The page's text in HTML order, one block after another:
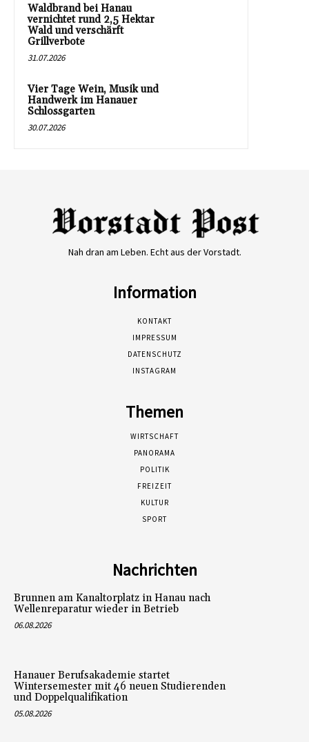
Waldbrand bei Hanau
vernichtet rund 2,5 Hektar
Wald und verschärft
Grillverbote
31.07.2026
Vier Tage Wein, Musik und
Handwerk im Hanauer
Schlossgarten
30.07.2026
Nah dran am Leben. Echt aus der Vorstadt.
Information
KONTAKT
IMPRESSUM
DATENSCHUTZ
INSTAGRAM
Themen
WIRTSCHAFT
PANORAMA
POLITIK
FREIZEIT
KULTUR
SPORT
Nachrichten
Brunnen am Kanaltorplatz in Hanau nach
Wellenreparatur wieder in Betrieb
06.08.2026
Hanauer Berufsakademie startet
Wintersemester mit 46 neuen Studierenden
und Doppelqualifikation
05.08.2026